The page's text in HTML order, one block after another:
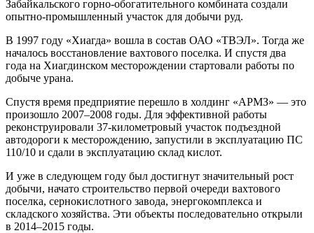
Забайкальского горно-обогатительного комбината создали
опытно-промышленный участок для добычи руд.
В 1997 году «Хиагда» вошла в состав ОАО «ТВЭЛ». Тогда же
началось восстановление вахтового поселка. И спустя два
года на Хиагдинском месторождении стартовали работы по
добыче урана.
Спустя время предприятие перешло в холдинг «АРМЗ» — это
произошло 2007–2008 годы. Для эффективной работы
реконструировали 37-километровый участок подъездной
автодороги к месторождению, запустили в эксплуатацию ПС
110/10 и сдали в эксплуатацию склад кислот.
И уже в следующем году был достигнут значительный рост
добычи, начато строительство первой очереди вахтового
поселка, сернокислотного завода, энергокомплекса и
складского хозяйства. Эти объекты последовательно открыли
в 2014–2015 годы.